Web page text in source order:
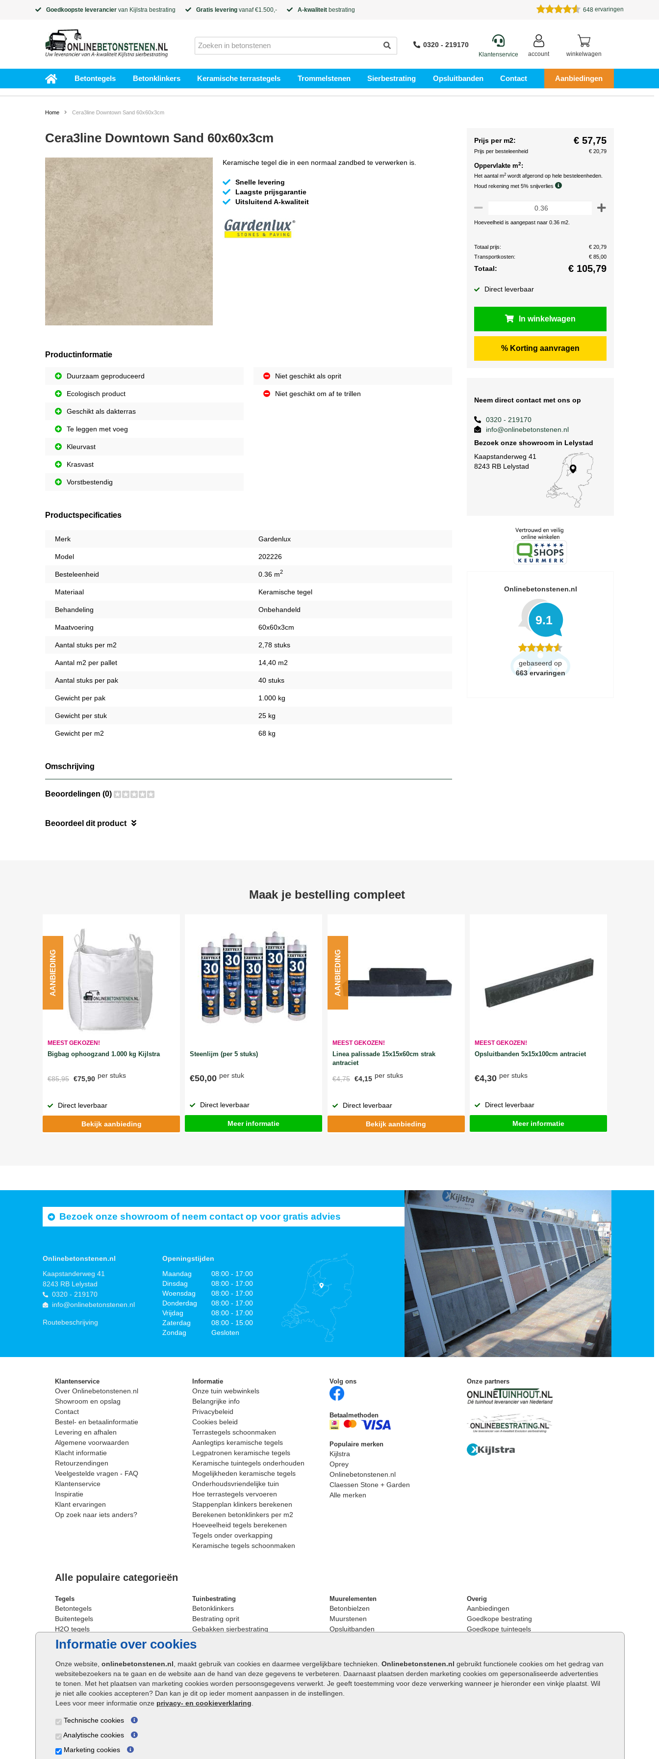
Goedkoopste leverancier van Kijlstra bestrating Gratis levering vanaf €1.500,- A-kwaliteit bestrating 648 ervaringen
0320 - 219170
Klantenservice account winkelwagen
Betontegels Betonklinkers Keramische terrastegels Trommelstenen Sierbestrating Opsluitbanden Contact Aanbiedingen
Informatie over cookies
Onze website, onlinebetonstenen.nl , maakt gebruik van cookies en daarmee vergelijkbare technieken. Onlinebetonstenen.nl gebruikt functionele cookies om het gedrag van
websitebezoekers na te gaan en de website aan de hand van deze gegevens te verbeteren. Daarnaast plaatsen derden marketing cookies om gepersonaliseerde advertenties
te tonen. Met het plaatsen van marketing cookies worden persoonsgegevens verwerkt. Je geeft toestemming voor deze verwerking wanneer je hieronder een vinkje plaatst. Wil
je niet alle cookies accepteren? Dan kan je dit op ieder moment aanpassen in de instellingen.
Lees voor meer informatie onze privacy- en cookieverklaring
Technische cookies
Analytische cookies
Marketing cookies
Home Cera3line Downtown Sand 60x60x3cm
Cera3line Downtown Sand 60x60x3cm
Keramische tegel die in een normaal zandbed te verwerken is.
Snelle levering
Laagste prijsgarantie
Uitsluitend A-kwaliteit
Productinformatie
Duurzaam geproduceerd
Ecologisch product
Geschikt als dakterras
Te leggen met voeg
Kleurvast
Krasvast
Vorstbestendig
Niet geschikt als oprit
Niet geschikt om af te trillen
Productspecificaties
Merk Gardenlux
Model 202226
Besteleenheid 0.36 m2
Materiaal Keramische tegel
Behandeling Onbehandeld
Maatvoering 60x60x3cm
Aantal stuks per m2 2,78 stuks
Aantal m2 per pallet 14,40 m2
Aantal stuks per pak 40 stuks
Gewicht per pak 1.000 kg
Gewicht per stuk 25 kg
Gewicht per m2 68 kg
Omschrijving
Beoordelingen (0)
Beoordeel dit product
Prijs per m2: € 57,75
Prijs per besteleenheid € 20,79
Oppervlakte m2:
Het aantal m2 wordt afgerond op hele besteleenheden.
Houd rekening met 5% snijverlies
Hoeveelheid is aangepast naar 0.36 m2.
Totaal prijs:
€ 20,79
Transportkosten:
€ 85,00
Totaal: € 105,79
Direct leverbaar
In winkelwagen
% Korting aanvragen
Neem direct contact met ons op
0320 - 219170
info@onlinebetonstenen.nl
Bezoek onze showroom in Lelystad
Kaapstanderweg 41
8243 RB Lelystad
Onlinebetonstenen.nl
9.1
gebaseerd op
663 ervaringen
Maak je bestelling compleet
MEEST GEKOZEN!
Bigbag ophoogzand 1.000 kg Kijlstra
€85,95 €75,90 per stuks
AANBIEDING
Direct leverbaar
Bekijk aanbieding
Steenlijm (per 5 stuks)
€50,00 per stuk
Direct leverbaar
Meer informatie
MEEST GEKOZEN!
Linea palissade 15x15x60cm strak
antraciet
€4,75 €4,15 per stuks
AANBIEDING
Direct leverbaar
Bekijk aanbieding
MEEST GEKOZEN!
Opsluitbanden 5x15x100cm antraciet
€4,30 per stuks
Direct leverbaar
Meer informatie
Bezoek onze showroom of neem contact op voor gratis advies
Onlinebetonstenen.nl
Kaapstanderweg 41
8243 RB Lelystad
0320 - 219170
info@onlinebetonstenen.nl
Routebeschrijving
Openingstijden
Maandag
08:00 - 17:00
Dinsdag
08:00 - 17:00
Woensdag
08:00 - 17:00
Donderdag
08:00 - 17:00
Vrijdag
08:00 - 17:00
Zaterdag
08:00 - 15:00
Zondag
Gesloten
Klantenservice
Over Onlinebetonstenen.nl
Showroom en opslag
Contact
Bestel- en betaalinformatie
Levering en afhalen
Algemene voorwaarden
Klacht informatie
Retourzendingen
Veelgestelde vragen - FAQ
Klantenservice
Inspiratie
Klant ervaringen
Op zoek naar iets anders?
Informatie
Onze tuin webwinkels
Belangrijke info
Privacybeleid
Cookies beleid
Terrastegels schoonmaken
Aanlegtips keramische tegels
Legpatronen keramische tegels
Keramische tuintegels onderhouden
Mogelijkheden keramische tegels
Onderhoudsvriendelijke tuin
Hoe terrastegels vervoeren
Stappenplan klinkers berekenen
Berekenen betonklinkers per m2
Hoeveelheid tegels berekenen
Tegels onder overkapping
Keramische tegels schoonmaken
Volg ons
Betaalmethoden
Populaire merken
Kijlstra
Oprey
Onlinebetonstenen.nl
Claessen Stone + Garden
Alle merken
Onze partners
Alle populaire categorieën
Tegels
Betontegels
Buitentegels
H2O tegels
Keramische terrastegels
Oprit tegels
Patio tegels
Siertegels
Stoeptegels
Straattegels
Terrastegels
Buitentegels
Grote terrastegels
Tuinbestrating
Betonklinkers
Bestrating oprit
Gebakken sierbestrating
Strakke bestrating
Straatstenen
Straatklinkers
Trommelstenen
Tuinstenen
Waalformaat
Muurelementen
Betonbielzen
Muurstenen
Opsluitbanden
Betonblokken
Stapelstenen
Extra benodigdheden
Overig
Aanbiedingen
Goedkope bestrating
Goedkope tuintegels
Opsluitbanden plaatsen
Keerwanden
Traptreden tuin